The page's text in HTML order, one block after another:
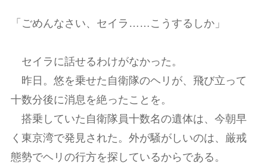
「ごめんなさい、セイラ……こうするしか」
セイラに話せるわけがなかった。
昨日。悠を乗せた自衛隊のヘリが、飛び立って
十数分後に消息を絶ったことを。
搭乗していた自衛隊員十数名の遺体は、今朝早
く東京湾で発見された。外が騒がしいのは、厳戒
態勢でヘリの行方を探しているからである。